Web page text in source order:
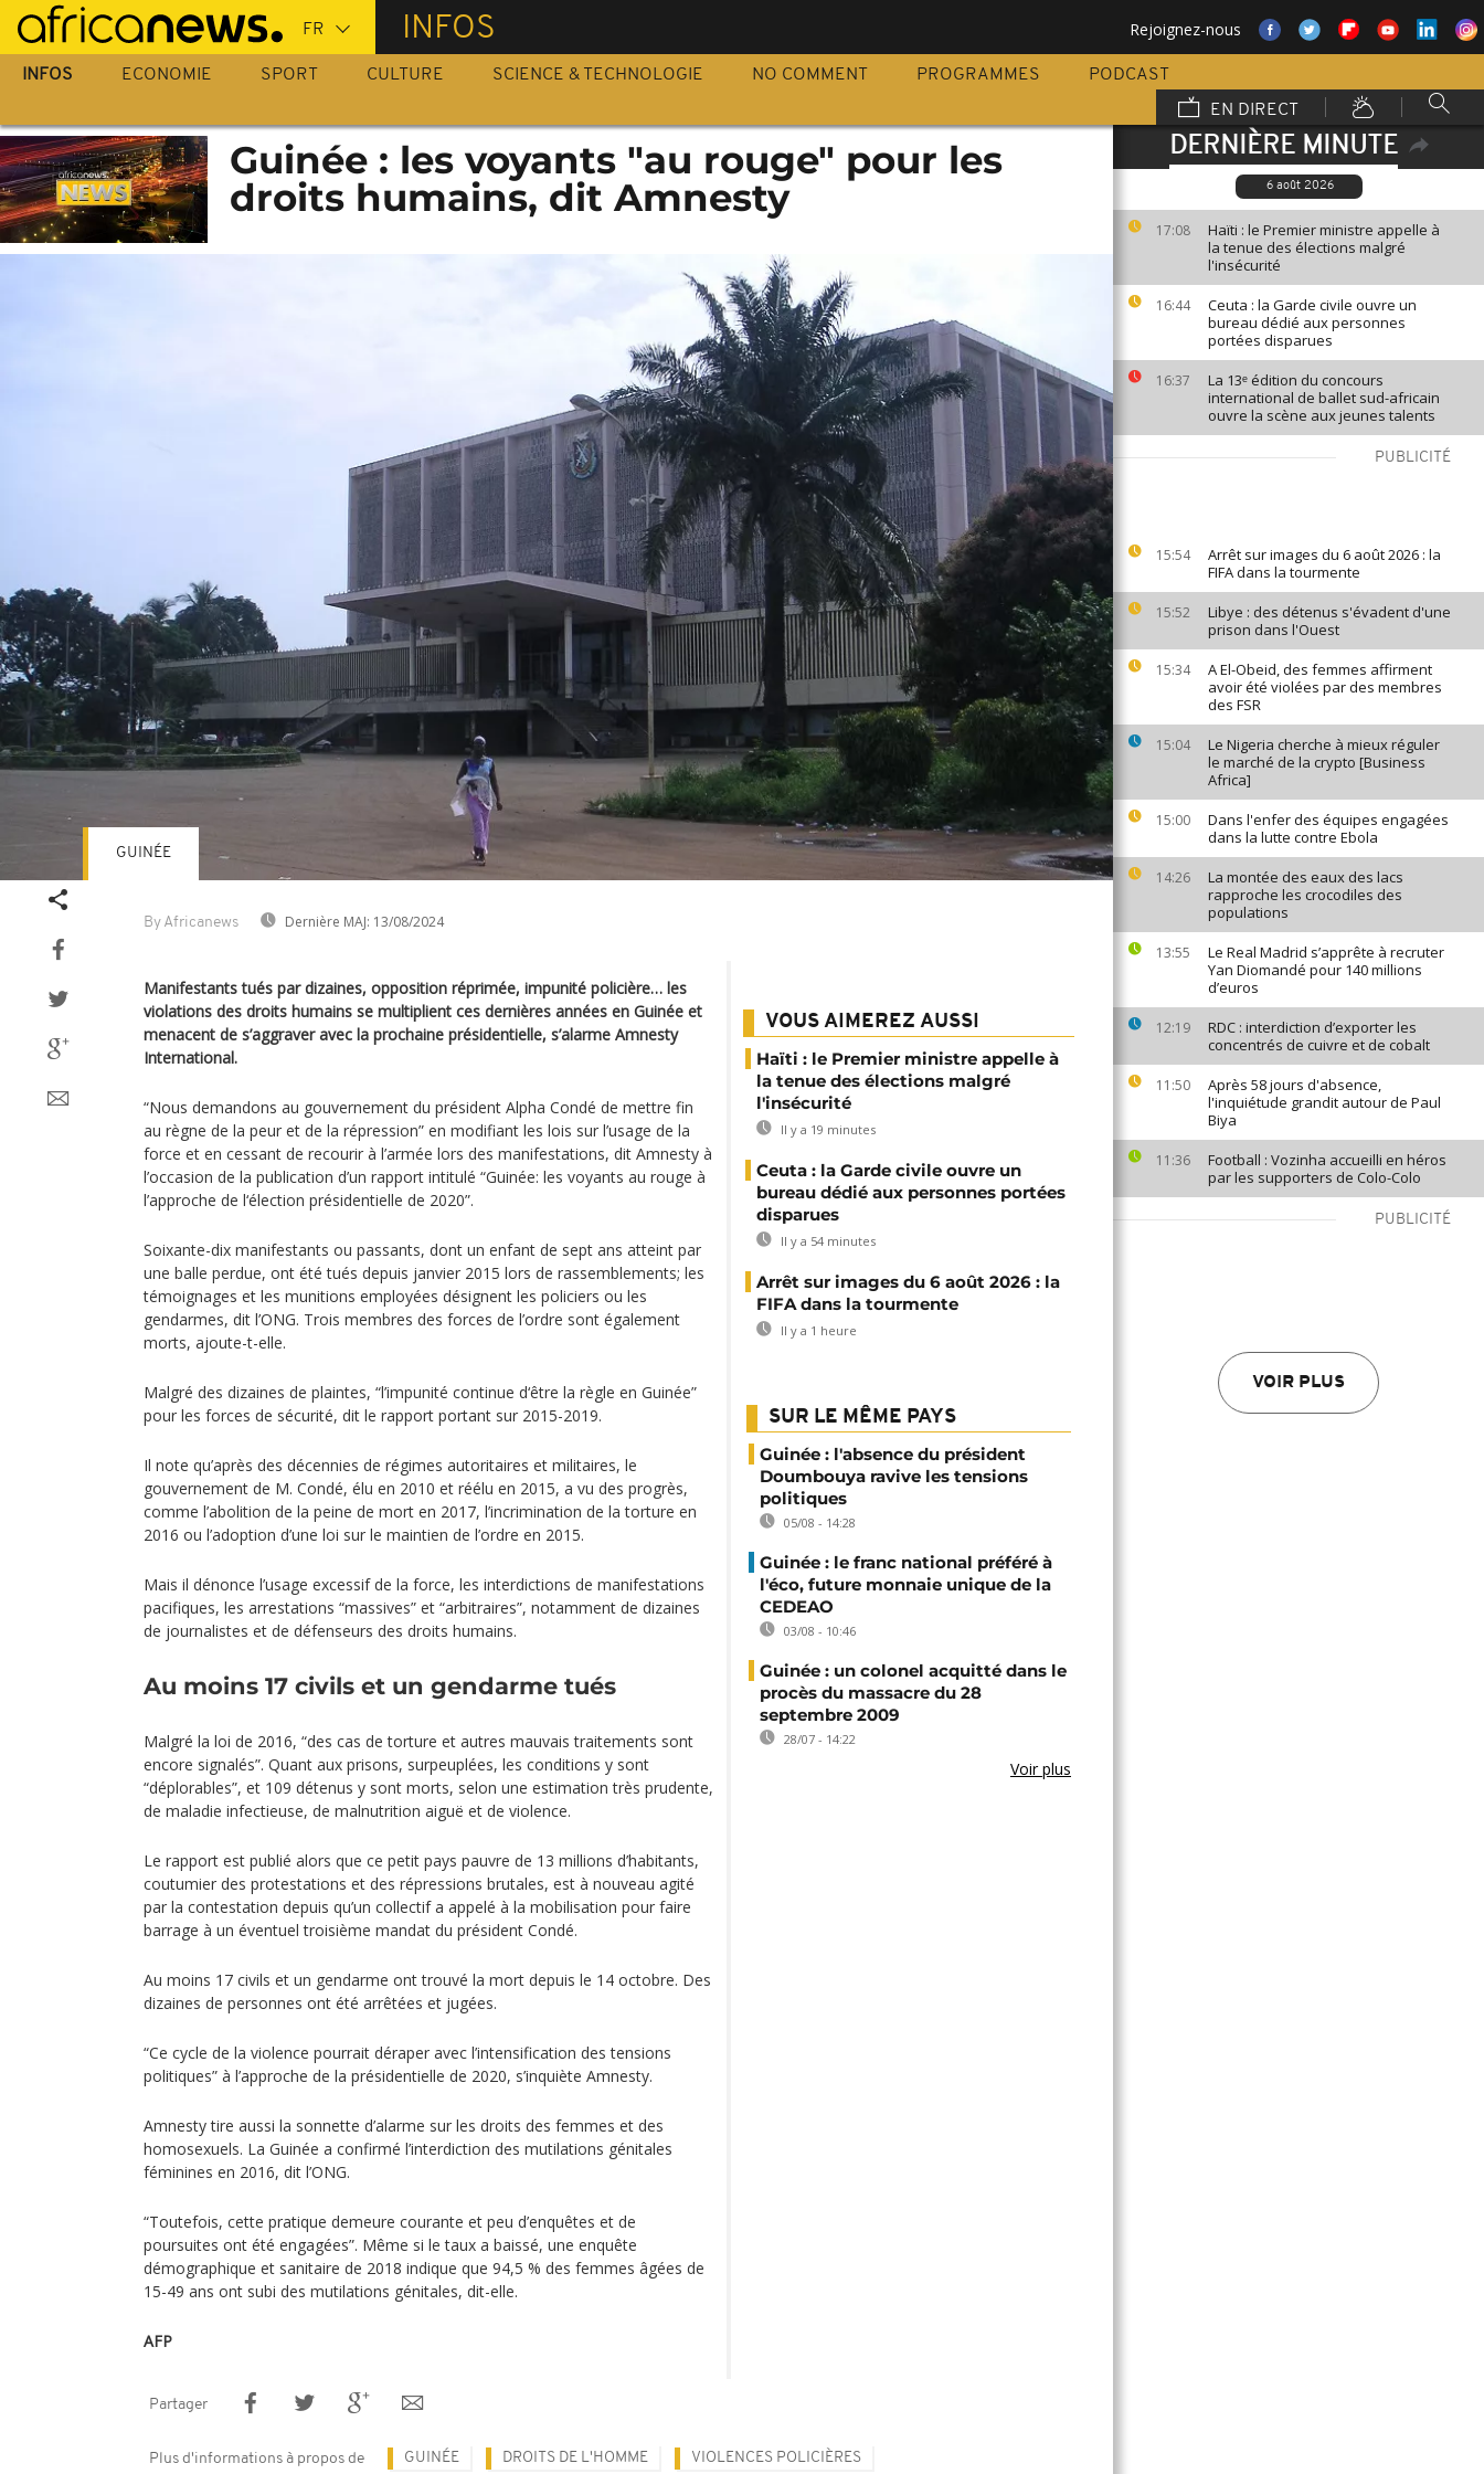
Passer
au
contenu
INFOS Rejoignez-nous
INFOS ECONOMIE SPORT CULTURE SCIENCE & TECHNOLOGIE NO COMMENT PROGRAMMES
PODCAST
EN DIRECT
DERNIÈRE MINUTE
6 août 2026
17:08
Haïti : le Premier ministre appelle à
la tenue des élections malgré
l'insécurité
16:44
Ceuta : la Garde civile ouvre un
bureau dédié aux personnes
portées disparues
16:37
La 13ᵉ édition du concours
international de ballet sud-africain
ouvre la scène aux jeunes talents
PUBLICITÉ
15:54
Arrêt sur images du 6 août 2026 : la
FIFA dans la tourmente
15:52
Libye : des détenus s'évadent d'une
prison dans l'Ouest
15:34
A El-Obeid, des femmes affirment
avoir été violées par des membres
des FSR
15:04
Le Nigeria cherche à mieux réguler
le marché de la crypto [Business
Africa]
15:00
Dans l'enfer des équipes engagées
dans la lutte contre Ebola
14:26
La montée des eaux des lacs
rapproche les crocodiles des
populations
13:55
Le Real Madrid s’apprête à recruter
Yan Diomandé pour 140 millions
d’euros
12:19
RDC : interdiction d’exporter les
concentrés de cuivre et de cobalt
11:50
Après 58 jours d'absence,
l'inquiétude grandit autour de Paul
Biya
11:36
Football : Vozinha accueilli en héros
par les supporters de Colo-Colo
PUBLICITÉ
VOIR PLUS
Guinée : les voyants "au rouge" pour les
droits humains, dit Amnesty
By Africanews Dernière MAJ: 13/08/2024
GUINÉE
Manifestants tués par dizaines, opposition réprimée, impunité policière… les
violations des droits humains se multiplient ces dernières années en Guinée et
menacent de s’aggraver avec la prochaine présidentielle, s’alarme Amnesty
International.
“Nous demandons au gouvernement du président Alpha Condé de mettre fin
au règne de la peur et de la répression” en modifiant les lois sur l’usage de la
force et en cessant de recourir à l’armée lors des manifestations, dit Amnesty à
l’occasion de la publication d’un rapport intitulé “Guinée: les voyants au rouge à
l’approche de l‘élection présidentielle de 2020”.
Soixante-dix manifestants ou passants, dont un enfant de sept ans atteint par
une balle perdue, ont été tués depuis janvier 2015 lors de rassemblements; les
témoignages et les munitions employées désignent les policiers ou les
gendarmes, dit l’ONG. Trois membres des forces de l’ordre sont également
morts, ajoute-t-elle.
Malgré des dizaines de plaintes, “l’impunité continue d‘être la règle en Guinée”
pour les forces de sécurité, dit le rapport portant sur 2015-2019.
Il note qu’après des décennies de régimes autoritaires et militaires, le
gouvernement de M. Condé, élu en 2010 et réélu en 2015, a vu des progrès,
comme l’abolition de la peine de mort en 2017, l’incrimination de la torture en
2016 ou l’adoption d’une loi sur le maintien de l’ordre en 2015.
Mais il dénonce l’usage excessif de la force, les interdictions de manifestations
pacifiques, les arrestations “massives” et “arbitraires”, notamment de dizaines
de journalistes et de défenseurs des droits humains.
Au moins 17 civils et un gendarme tués
Malgré la loi de 2016, “des cas de torture et autres mauvais traitements sont
encore signalés”. Quant aux prisons, surpeuplées, les conditions y sont
“déplorables”, et 109 détenus y sont morts, selon une estimation très prudente,
de maladie infectieuse, de malnutrition aiguë et de violence.
Le rapport est publié alors que ce petit pays pauvre de 13 millions d’habitants,
coutumier des protestations et des répressions brutales, est à nouveau agité
par la contestation depuis qu’un collectif a appelé à la mobilisation pour faire
barrage à un éventuel troisième mandat du président Condé.
Au moins 17 civils et un gendarme ont trouvé la mort depuis le 14 octobre. Des
dizaines de personnes ont été arrêtées et jugées.
“Ce cycle de la violence pourrait déraper avec l’intensification des tensions
politiques” à l’approche de la présidentielle de 2020, s’inquiète Amnesty.
Amnesty tire aussi la sonnette d’alarme sur les droits des femmes et des
homosexuels. La Guinée a confirmé l’interdiction des mutilations génitales
féminines en 2016, dit l’ONG.
“Toutefois, cette pratique demeure courante et peu d’enquêtes et de
poursuites ont été engagées”. Même si le taux a baissé, une enquête
démographique et sanitaire de 2018 indique que 94,5 % des femmes âgées de
15-49 ans ont subi des mutilations génitales, dit-elle.
AFP
VOUS AIMEREZ AUSSI
Haïti : le Premier ministre appelle à
la tenue des élections malgré
l'insécurité
Il y a 19 minutes
Ceuta : la Garde civile ouvre un
bureau dédié aux personnes portées
disparues
Il y a 54 minutes
Arrêt sur images du 6 août 2026 : la
FIFA dans la tourmente
Il y a 1 heure
SUR LE MÊME PAYS
Guinée : l'absence du président
Doumbouya ravive les tensions
politiques
05/08 - 14:28
Guinée : le franc national préféré à
l'éco, future monnaie unique de la
CEDEAO
03/08 - 10:46
Guinée : un colonel acquitté dans le
procès du massacre du 28
septembre 2009
28/07 - 14:22
Voir plus
Partager
Plus d'informations à propos de GUINÉE DROITS DE L'HOMME VIOLENCES POLICIÈRES